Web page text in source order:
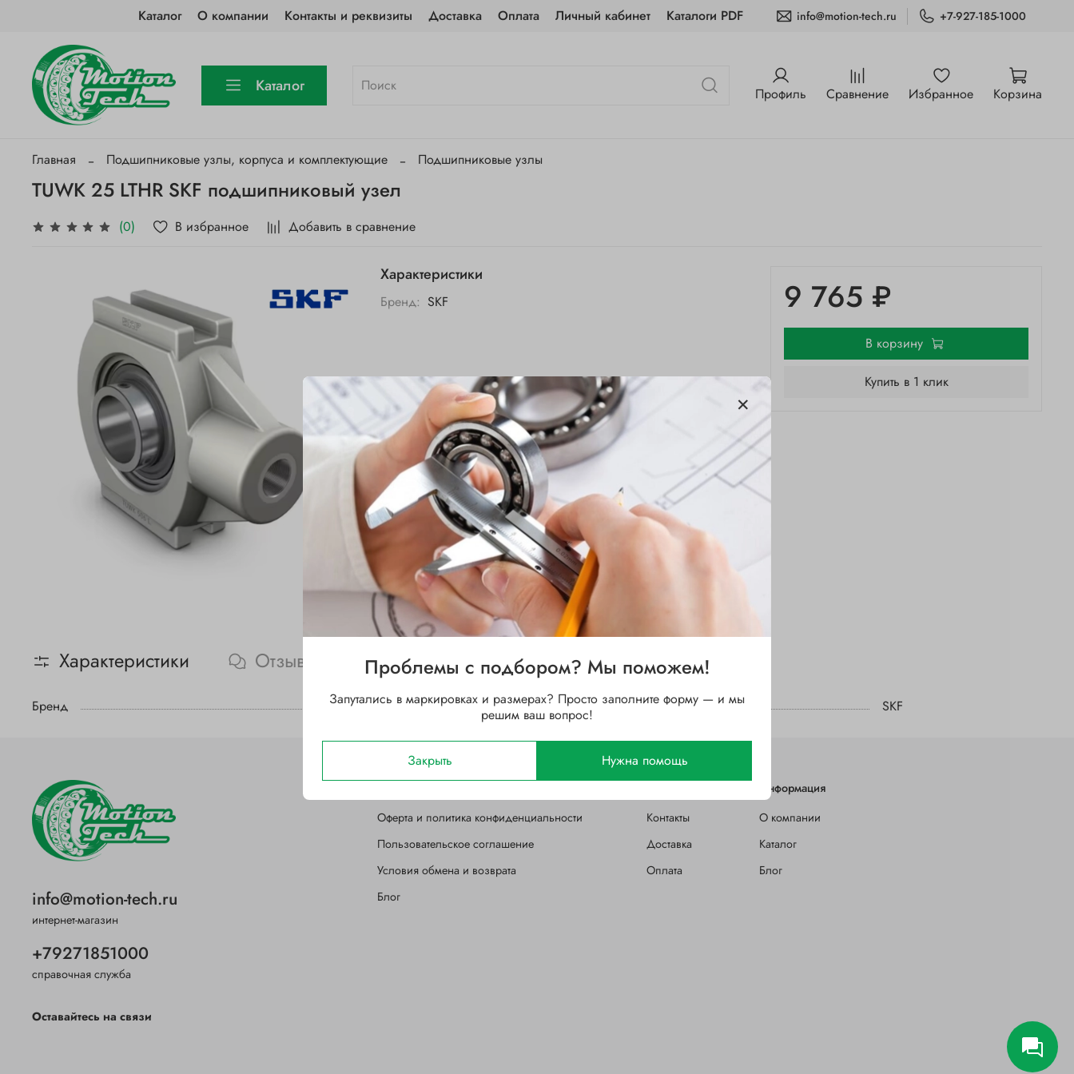
Каталог О компании Контакты и реквизиты Доставка Оплата Личный кабинет Каталоги PDF info@motion-tech.ru +7-927-185-1000
Каталог Профиль Сравнение Избранное Корзина
Главная Подшипниковые узлы, корпуса и комплектующие Подшипниковые узлы
TUWK 25 LTHR SKF подшипниковый узел
(0) В избранное Добавить в сравнение
Характеристики
Бренд: SKF 9 765 ₽
В корзину
Купить в 1 клик
Характеристики Отзывы
Бренд SKF
Оферта и политика конфиденциальности
Пользовательское соглашение
Условия обмена и возврата
Блог
Контакты
Доставка
Оплата
Информация
О компании
Каталог
Блог
info@motion-tech.ru
интернет-магазин
+79271851000
справочная служба
Оставайтесь на связи
Проблемы с подбором? Мы поможем!
Запутались в маркировках и размерах? Просто заполните форму — и мы
решим ваш вопрос!
Закрыть Нужна помощь